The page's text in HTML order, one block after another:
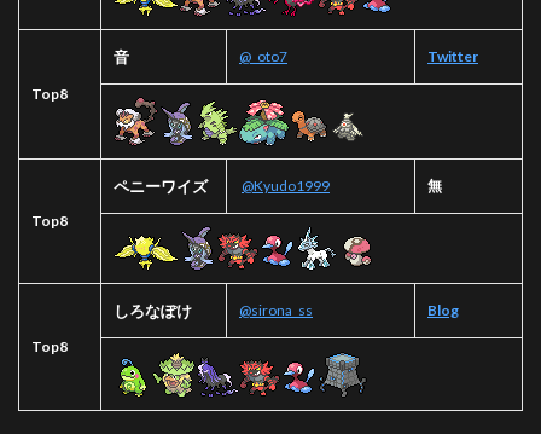
Top8
音 @_oto7 Twitter
Top8
ペニーワイズ @Kyudo1999 無
Top8
しろなぽけ @sirona_ss Blog